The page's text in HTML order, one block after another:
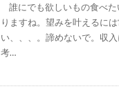
誰にでも欲しいもの食べ
りますね。望みを叶えるに
い、、、。諦めないで。収
考…